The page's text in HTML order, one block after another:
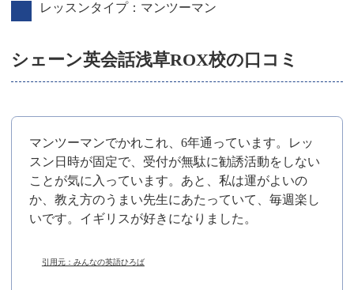
レッスンタイプ：マンツーマン
シェーン英会話浅草ROX校の口コミ
マンツーマンでかれこれ、6年通っています。レッ
スン日時が固定で、受付が無駄に勧誘活動をしない
ことが気に入っています。あと、私は運がよいの
か、教え方のうまい先生にあたっていて、毎週楽し
いです。イギリスが好きになりました。
引用元：みんなの英語ひろば